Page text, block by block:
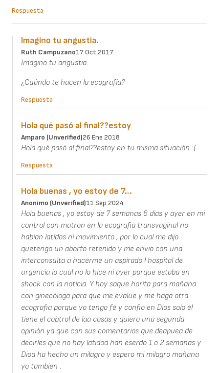
Respuesta
Imagino tu angustia.
Ruth Campuzano17 Oct 2017
Imagino tu angustia.
¿Cuándo te hacen la ecografía?
Respuesta
Hola qué pasó al final??estoy
Amparo (unverified)26 Ene 2018
Hola qué pasó al final??estoy en tu misma situación :(
Respuesta
Hola buenas , yo estoy de 7…
Anonimo (unverified)11 Sep 2024
Hola buenas , yo estoy de 7 semanas 6 dias y ayer en mi
control con matron en la ecografia transvaginal no
habian latidos ni movimiento , por lo cual me dijo
quetengo un aborto retenido y me envio con una
interconsulta a hacerme un aspirado l hospital de
urgencia lo cual no lo hice ni ayer porque estaba en
shock con la noticia. Y hoy saque horita para mañana
con ginecóloga para que me evalue y me haga otra
ecografia porque yo tengo fé y confio en Dios solo él
tiene el cobtrol de laa cosas y quiero una segunda
opinión ya que con sus comentarios que deapuea de
decirles que no hay latidoa han eserdo 1 o 2 semanas y
Dioa ha hecho un milagro y espero mi milagro mañana
yo tambien .